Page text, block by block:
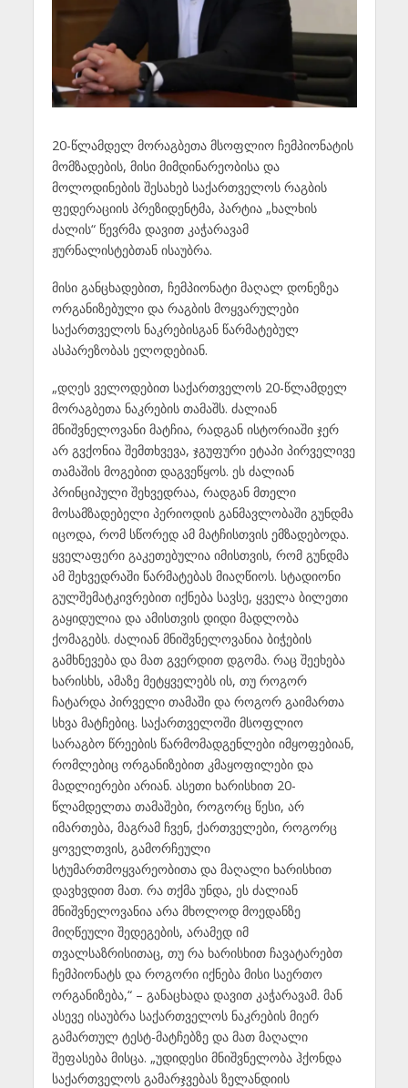
20-წლამდელ მორაგბეთა მსოფლიო ჩემპიონატის
მომზადების, მისი მიმდინარეობისა და
მოლოდინების შესახებ საქართველოს რაგბის
ფედერაციის პრეზიდენტმა, პარტია „ხალხის
ძალის“ წევრმა დავით კაჭარავამ
ჟურნალისტებთან ისაუბრა.
მისი განცხადებით, ჩემპიონატი მაღალ დონეზეა
ორგანიზებული და რაგბის მოყვარულები
საქართველოს ნაკრებისგან წარმატებულ
ასპარეზობას ელოდებიან.
„დღეს ველოდებით საქართველოს 20-წლამდელ
მორაგბეთა ნაკრების თამაშს. ძალიან
მნიშვნელოვანი მატჩია, რადგან ისტორიაში ჯერ
არ გვქონია შემთხვევა, ჯგუფური ეტაპი პირველივე
თამაშის მოგებით დაგვეწყოს. ეს ძალიან
პრინციპული შეხვედრაა, რადგან მთელი
მოსამზადებელი პერიოდის განმავლობაში გუნდმა
იცოდა, რომ სწორედ ამ მატჩისთვის ემზადებოდა.
ყველაფერი გაკეთებულია იმისთვის, რომ გუნდმა
ამ შეხვედრაში წარმატებას მიაღწიოს. სტადიონი
გულშემატკივრებით იქნება სავსე, ყველა ბილეთი
გაყიდულია და ამისთვის დიდი მადლობა
ქომაგებს. ძალიან მნიშვნელოვანია ბიჭების
გამხნევება და მათ გვერდით დგომა. რაც შეეხება
ხარისხს, ამაზე მეტყველებს ის, თუ როგორ
ჩატარდა პირველი თამაში და როგორ გაიმართა
სხვა მატჩებიც. საქართველოში მსოფლიო
სარაგბო წრეების წარმომადგენლები იმყოფებიან,
რომლებიც ორგანიზებით კმაყოფილები და
მადლიერები არიან. ასეთი ხარისხით 20-
წლამდელთა თამაშები, როგორც წესი, არ
იმართება, მაგრამ ჩვენ, ქართველები, როგორც
ყოველთვის, გამორჩეული
სტუმართმოყვარეობითა და მაღალი ხარისხით
დავხვდით მათ. რა თქმა უნდა, ეს ძალიან
მნიშვნელოვანია არა მხოლოდ მოედანზე
მიღწეული შედეგების, არამედ იმ
თვალსაზრისითაც, თუ რა ხარისხით ჩავატარებთ
ჩემპიონატს და როგორი იქნება მისი საერთო
ორგანიზება,“ – განაცხადა დავით კაჭარავამ. მან
ასევე ისაუბრა საქართველოს ნაკრების მიერ
გამართულ ტესტ-მატჩებზე და მათ მაღალი
შეფასება მისცა. „უდიდესი მნიშვნელობა ჰქონდა
საქართველოს გამარჯვებას ზელანდიის